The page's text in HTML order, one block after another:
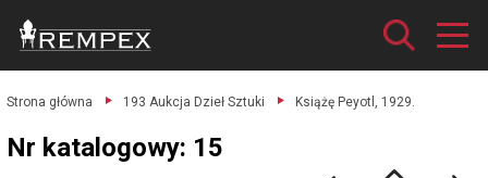
Strona główna 193 Aukcja Dzieł Sztuki Książę Peyotl, 1929.
Nr katalogowy: 15